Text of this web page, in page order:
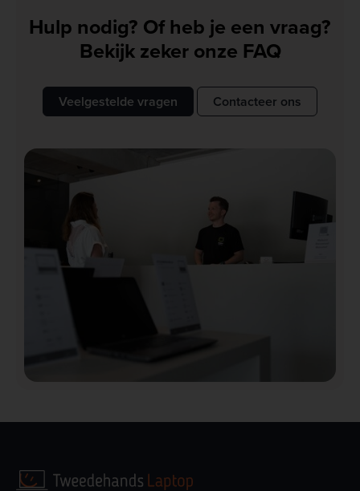
Hulp nodig? Of heb je een vraag?
Bekijk zeker onze FAQ
Veelgestelde vragen Contacteer ons